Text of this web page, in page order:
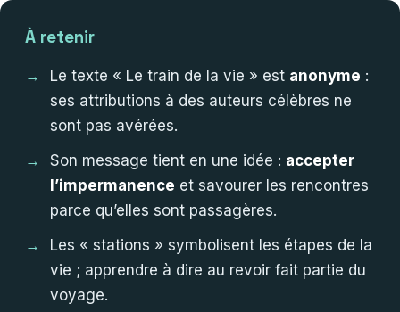
À retenir
Le texte « Le train de la vie » est anonyme :
ses attributions à des auteurs célèbres ne
sont pas avérées.
Son message tient en une idée : accepter
l’impermanence et savourer les rencontres
parce qu’elles sont passagères.
Les « stations » symbolisent les étapes de la
vie ; apprendre à dire au revoir fait partie du
voyage.